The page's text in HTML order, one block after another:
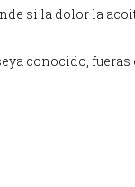
si la dolor la
conocido,